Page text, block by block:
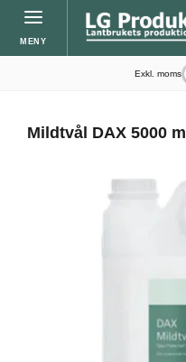
MENY
Exkl. moms
Mildtvål DAX 5000 ml